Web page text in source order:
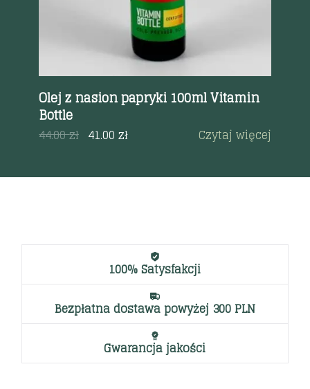
Olej z nasion papryki 100ml Vitamin
Bottle
44.00zł 41.00zł Czytaj więcej
100% Satysfakcji
Bezpłatna dostawa powyżej 300 PLN
Gwarancja jakości